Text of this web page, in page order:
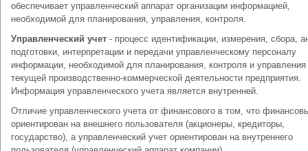
обеспечивает управленческий аппарат организации информацией,
необходимой для планирования, управления, контроля.
Управленческий учет - процесс идентификации, измерения, сбора,
подготовки, интерпретации и передачи управленческому персоналу
информации, необходимой для планирования, контроля и управления
текущей производственно-коммерческой деятельности предприятия.
Информация управленческого учета является внутренней.
Отличие управленческого учета от финансового в том, что
ориентирован на внешнего пользователя (акционеры, кредиторы,
государство), а управленческий учет ориентирован на внутреннего